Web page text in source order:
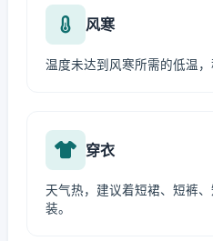
风寒
温度未达到风寒所需的低温，
穿衣
天气热，建议着短裙、短裤
装。